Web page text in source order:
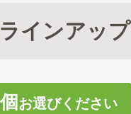
インアップ
個 お選びください